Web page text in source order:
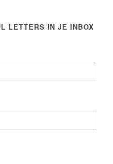
LETTERS IN JE INBOX